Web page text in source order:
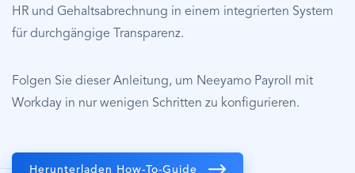
HR und Gehaltsabrechnung in einem integrierten System
für durchgängige Transparenz.
Folgen Sie dieser Anleitung, um Neeyamo Payroll mit
Workday in nur wenigen Schritten zu konfigurieren.
Herunterladen How-To-Guide